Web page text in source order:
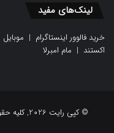
لینک‌های مفید
خرید فالوور اینستاگرام | موبایل
اکستند | مام امبرلا
© کپی رایت 2026, کلیه حقوق محفوظ است |